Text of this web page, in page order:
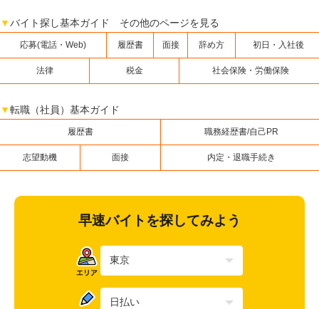
▼バイト探し基本ガイド その他のページを見る
応募(電話・Web) 履歴書 面接 辞め方 初日・入社後
法律 税金 社会保険・労働保険
▼転職（社員）基本ガイド
履歴書 職務経歴書/自己PR
志望動機 面接 内定・退職手続き
早速バイトを探してみよう